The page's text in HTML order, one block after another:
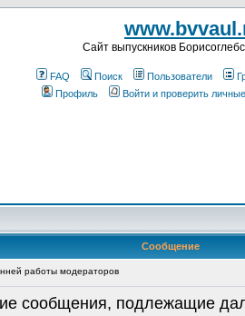
Cайт выпускников
FAQ Поиск Пользователи
Профиль
Войти и проверить
Сообщение
работы модераторов
сообщения, подлежащие